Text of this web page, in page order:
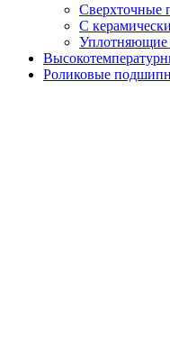
Сверхточные
С
Уплотняющие
Роликовые